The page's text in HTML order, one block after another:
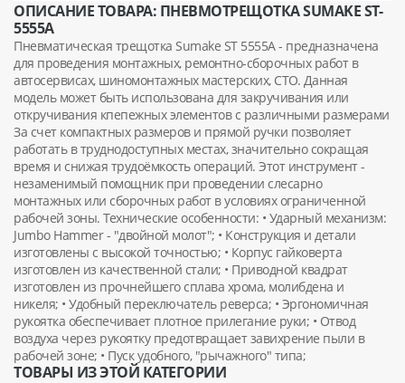
ОПИСАНИЕ ТОВАРА: ПНЕВМОТРЕЩОТКА SUMAKE ST-
5555A
Пневматическая трещотка Sumake ST 5555А - предназначена
для проведения монтажных, ремонтно-сборочных работ в
автосервисах, шиномонтажных мастерских, СТО. Данная
модель может быть использована для закручивания или
откручивания кпепежных элементов с различными размерами
За счет компактных размеров и прямой ручки позволяет
работать в труднодоступных местах, значительно сокращая
время и снижая трудоёмкость операций. Этот инструмент -
незаменимый помощник при проведении слесарно
монтажных или сборочных работ в условиях ограниченной
рабочей зоны. Технические особенности: • Ударный механизм:
Jumbo Hammer - "двойной молот"; • Конструкция и детали
изготовлены с высокой точностью; • Корпус гайковерта
изготовлен из качественной стали; • Приводной квадрат
изготовлен из прочнейшего сплава хрома, молибдена и
никеля; • Удобный переключатель реверса; • Эргономичная
рукоятка обеспечивает плотное прилегание руки; • Отвод
воздуха через рукоятку предотвращает завихрение пыли в
рабочей зоне; • Пуск удобного, "рычажного" типа;
ТОВАРЫ ИЗ ЭТОЙ КАТЕГОРИИ